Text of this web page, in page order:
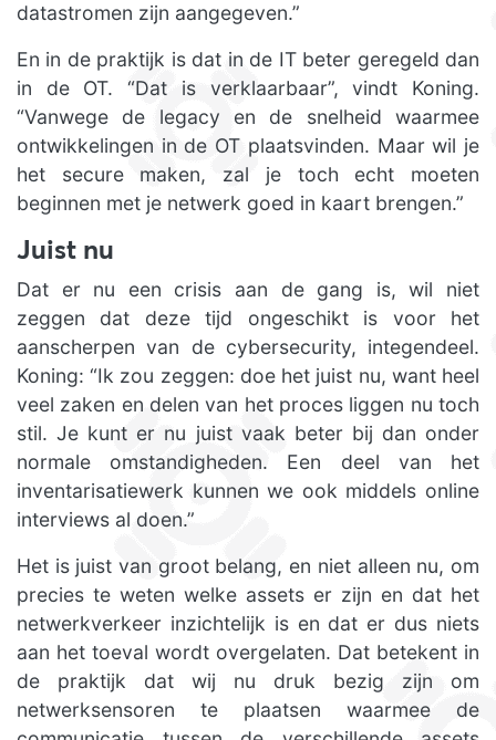
datastromen zijn aangegeven.”
En in de praktijk is dat in de IT beter geregeld dan
in de OT. “Dat is verklaarbaar”, vindt Koning.
“Vanwege de legacy en de snelheid waarmee
ontwikkelingen in de OT plaatsvinden. Maar wil je
het secure maken, zal je toch echt moeten
beginnen met je netwerk goed in kaart brengen.”
Juist nu
Dat er nu een crisis aan de gang is, wil niet
zeggen dat deze tijd ongeschikt is voor het
aanscherpen van de cybersecurity, integendeel.
Koning: “Ik zou zeggen: doe het juist nu, want heel
veel zaken en delen van het proces liggen nu toch
stil. Je kunt er nu juist vaak beter bij dan onder
normale omstandigheden. Een deel van het
inventarisatiewerk kunnen we ook middels online
interviews al doen.”
Het is juist van groot belang, en niet alleen nu, om
precies te weten welke assets er zijn en dat het
netwerkverkeer inzichtelijk is en dat er dus niets
aan het toeval wordt overgelaten. Dat betekent in
de praktijk dat wij nu druk bezig zijn om
netwerksensoren te plaatsen waarmee de